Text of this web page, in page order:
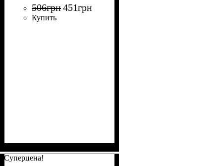
506грн451грн
Купить
Суперцена!